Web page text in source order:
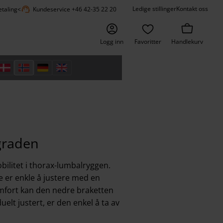
<support_agent Kundeservice +46 42-35 22 20 Ledige stillingerKontakt oss
Logg inn Favoritter Handlekurv
i thorax-lumbalryggen.
enkle å justere med en
kan den nedre braketten
justert, er den enkel å ta av